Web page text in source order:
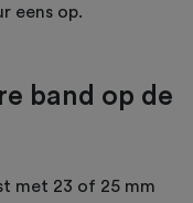
eens op.
band op de
met 23 of 25 mm